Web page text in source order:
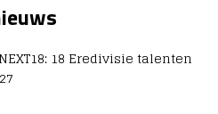
18 Eredivisie talenten